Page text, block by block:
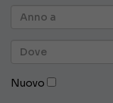
Nuovo